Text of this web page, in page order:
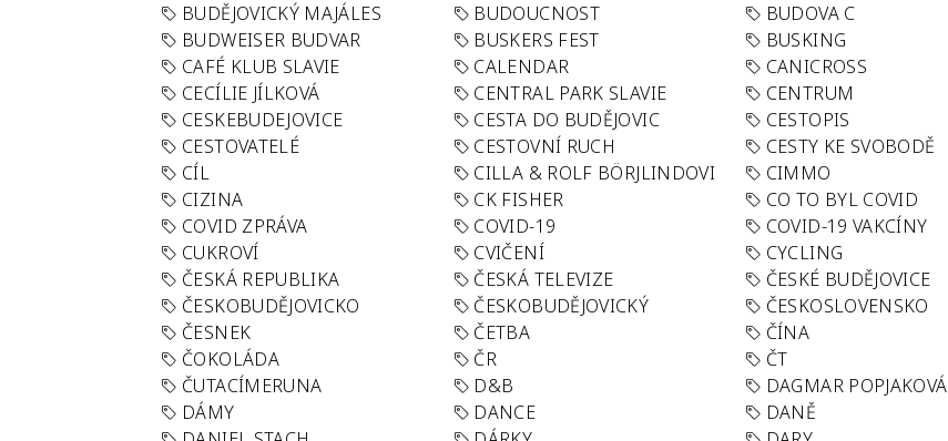
BUDĚJOVICKÝ MAJÁLES
BUDOUCNOST BUDOVA C
BUDWEISER BUDVAR
BUSKERS FEST BUSKING
CAFÉ KLUB SLAVIE
CALENDAR CANICROSS
CECÍLIE JÍLKOVÁ
CENTRAL PARK SLAVIE CENTRUM
CESKEBUDEJOVICE
CESTA DO BUDĚJOVIC CESTOPIS
CESTOVATELÉ
CESTOVNÍ RUCH CESTY KE SVOBODĚ
CÍL
CILLA & ROLF BÖRJLINDOVI CIMMO
CIZINA
CK FISHER CO TO BYL COVID
COVID ZPRÁVA
COVID-19 COVID-19 VAKCÍNY
CUKROVÍ
CVIČENÍ CYCLING
ČESKÁ REPUBLIKA
ČESKÁ TELEVIZE ČESKÉ BUDĚJOVICE
ČESKOBUDĚJOVICKO
ČESKOBUDĚJOVICKÝ ČESKOSLOVENSKO
ČESNEK
ČETBA ČÍNA
ČOKOLÁDA
ČR ČT
ČUTACÍMERUNA
D&B DAGMAR POPJAKOVÁ
DÁMY
DANCE DANĚ